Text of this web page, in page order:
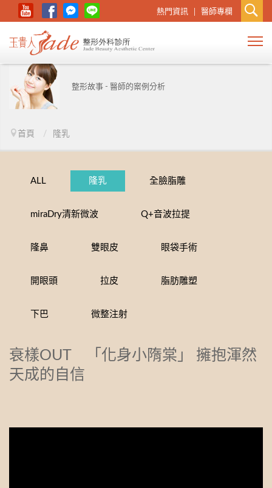
熱門資訊 醫師專欄
整形故事 - 醫師的案例分析
首頁 / 隆乳
ALL 隆乳 全臉脂雕
miraDry清新微波 Q+音波拉提
隆鼻 雙眼皮 眼袋手術
開眼頭 拉皮 脂肪雕塑
下巴 微整注射
衰樣OUT 「化身小隋棠」 擁抱渾然
天成的自信